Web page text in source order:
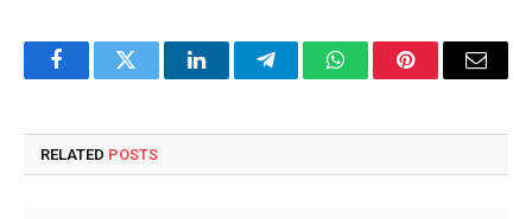
FacebookTwitter LinkedInTelegramWhatsAppPinterestEmail
RELATED POSTS